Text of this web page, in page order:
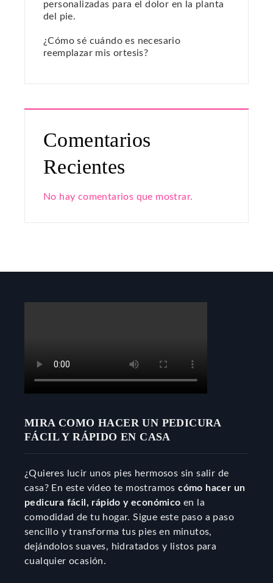
personalizadas para el dolor en la planta
del pie.
¿Cómo sé cuándo es necesario
reemplazar mis ortesis?
Comentarios
Recientes
No hay comentarios que mostrar.
MIRA COMO HACER UN PEDICURA
FÁCIL Y RÁPIDO EN CASA
¿Quieres lucir unos pies hermosos sin salir de
casa? En este video te mostramoscómo hacer un
pedicura fácil, rápido y económico en la
comodidad de tu hogar. Sigue este paso a paso
sencillo y transforma tus pies en minutos,
dejándolos suaves, hidratados y listos para
cualquier ocasión.